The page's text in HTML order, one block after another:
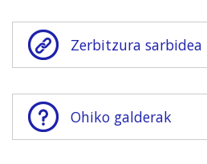
Zerbitzura sarbidea
Ohiko galderak